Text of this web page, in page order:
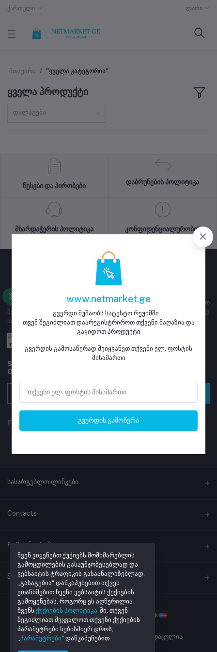
ქართული ლარი
მთავარი "ყველა კატეგორია"
ყველა პროდუქტი
დალაგება
წესები და პირობები
დაბრუნების პოლიტიკა
მხარდაჭერის პოლიტიკა
კონფიდენციალურობის
პოლიტიკა
გვერდი ემსახურება ყიდვა გაყიდვას, მაღაზიებს ეძლევათ
შესაძლებლობა დარეგისტრირდნენ და განათავსონ გასაყიდად
თავიანთი პროდუქტი
Subscribe to our newsletter for regular updates about
Offers, Coupons & more
FOLLOW US
სასარგებლო ლინკები
პროგრამული უზრუნველყოფა
Contacts
მისამართი
ქუთაისი, ჭავჭავაძის #41
ტელეფონი
+995 32 205 43 40
ელ. ფოსტა
info@netmarket.ge
Ჩემი ანგარიში
შესვლა
შეკვეთების ისტორია
რჩეული პროდუქტების სია
აკონტროლეთ შეკვეთა
Seller Zone
Become A Seller მაღაზიის რეგისტრაცია
Login to Seller Panel
Powered ByDaxi.ge| ყველა უფლება დაცულია
ჩვენ ვიყენებთ ქუქიებს მომხმარებლის
გამოცდილების გასაუმჯობესებლად და
ვებსაიტის ტრაფიკის გასაანალიზებლად.
„გასაგებია“ დაწკაპუნებით თქვენ
ეთანხმებით ჩვენი ვებსაიტის ქუქიების
გამოყენებას, როგორც ეს აღწერილია
ჩვენს ქუქიების პოლიტიკა-ში. თქვენ
შეგიძლიათ შეცვალოთ თქვენი ქუქიების
პარამეტრები ნებისმიერ დროს,
პარამეტრები“ დაწკაპუნებით.
www.netmarket.ge
გვერდი მუშაობს სატესტო რეჟიმში...
თვენ შეგიძლიათ დაარეგისტრიროთ თქვენი მაღაზია და
გაყიდოთ პროდუქტი
გვერდის გამოსაწერად შეიყვანეთ თქვენი ელ. ფოსტის
მისამართი
გვერდის გამოწერა